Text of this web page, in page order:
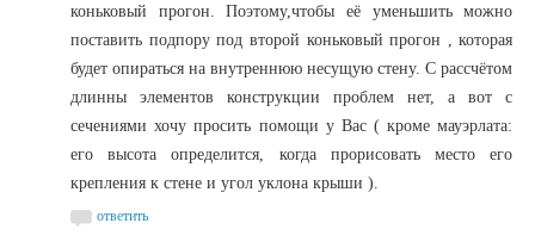
коньковый прогон. Поэтому,чтобы её уменьшить можно
поставить подпору под второй коньковый прогон , которая
будет опираться на внутреннюю несущую стену. С рассчётом
длинны элементов конструкции проблем нет, а вот с
сечениями хочу просить помощи у Вас ( кроме мауэрлата:
его высота определится, когда прорисовать место его
крепления к стене и угол уклона крыши ).
ответить